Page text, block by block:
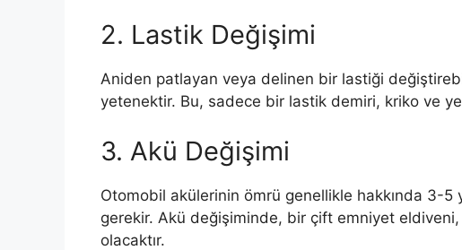
2. Lastik Değişimi
Aniden patlayan veya delinen bir lastiği
yetenektir. Bu, sadece bir lastik demiri, kriko ve
3. Akü Değişimi
Otomobil akülerinin ömrü genellikle hakkında 3-5
gerekir. Akü değişiminde, bir çift emniyet
olacaktır.